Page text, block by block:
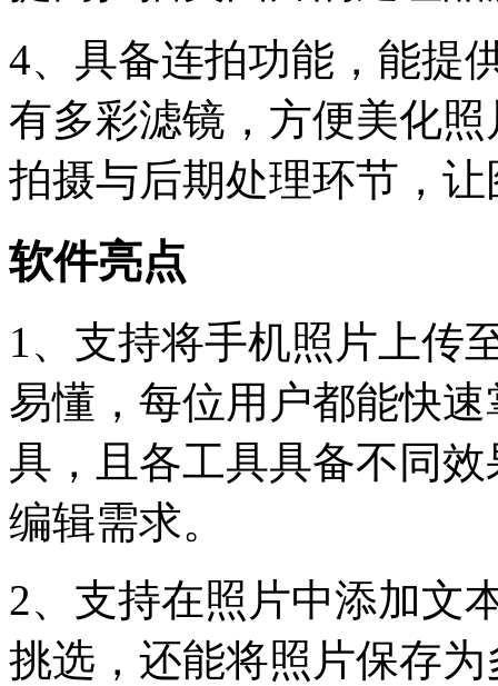
4、具备连拍功能，能提
有多彩滤镜，方便美化
拍摄与后期处理环节，
软件亮点
1、支持将手机照片上传
易懂，每位用户都能快
具，且各工具具备不同
编辑需求。
2、支持在照片中添加文
挑选，还能将照片保存